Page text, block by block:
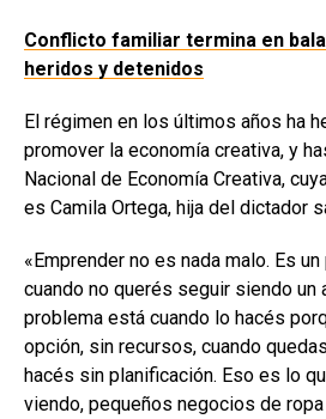
Conflicto familiar termina en
heridos y detenidos
El régimen en los últimos años ha
promover la economía creativa, y
Nacional de Economía Creativa,
es Camila Ortega, hija del dictador
«Emprender no es nada malo. Es
cuando no querés seguir siendo un
problema está cuando lo hacés
opción, sin recursos, cuando
hacés sin planificación. Eso es lo
viendo, pequeños negocios de